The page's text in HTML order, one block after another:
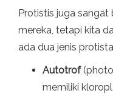
Protistis juga
mereka, tetapi kita
ada dua jenis
Autotrof
memiliki